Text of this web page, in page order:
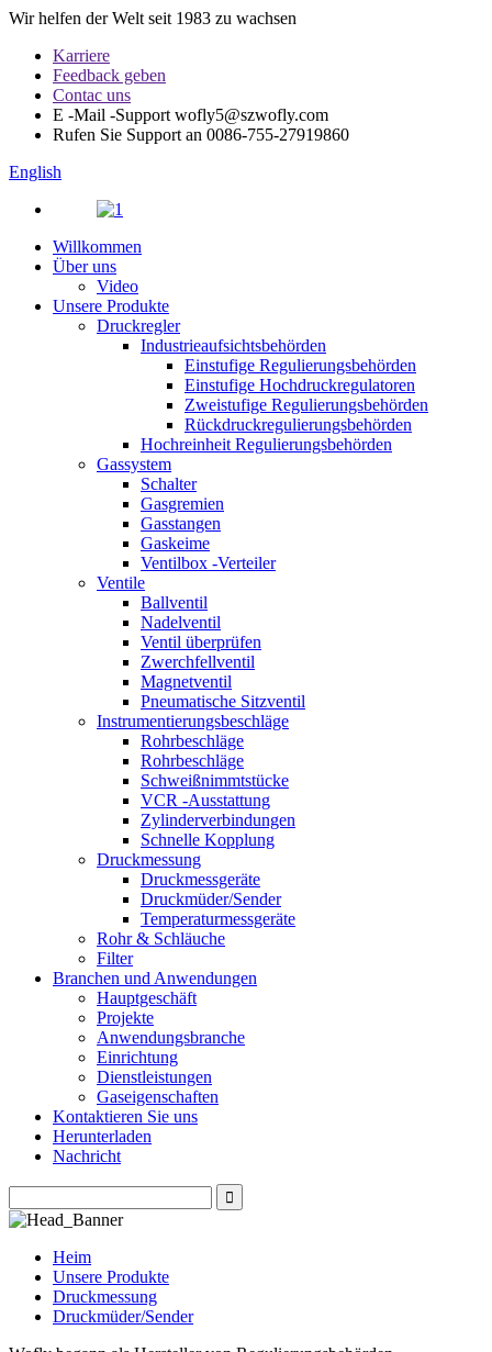
Wir helfen der Welt seit 1983 zu wachsen
Karriere
Feedback geben
Contac uns
E -Mail -Support wofly5@szwofly.com
Rufen Sie Support an 0086-755-27919860
English
Willkommen
Über uns
Video
Unsere Produkte
Druckregler
Industrieaufsichtsbehörden
Einstufige Regulierungsbehörden
Einstufige Hochdruckregulatoren
Zweistufige Regulierungsbehörden
Rückdruckregulierungsbehörden
Hochreinheit Regulierungsbehörden
Gassystem
Schalter
Gasgremien
Gasstangen
Gaskeime
Ventilbox -Verteiler
Ventile
Ballventil
Nadelventil
Ventil überprüfen
Zwerchfellventil
Magnetventil
Pneumatische Sitzventil
Instrumentierungsbeschläge
Rohrbeschläge
Rohrbeschläge
Schweißnimmtstücke
VCR -Ausstattung
Zylinderverbindungen
Schnelle Kopplung
Druckmessung
Druckmessgeräte
Druckmüder/Sender
Temperaturmessgeräte
Rohr & Schläuche
Filter
Branchen und Anwendungen
Hauptgeschäft
Projekte
Anwendungsbranche
Einrichtung
Dienstleistungen
Gaseigenschaften
Kontaktieren Sie uns
Herunterladen
Nachricht
Heim
Unsere Produkte
Druckmessung
Druckmüder/Sender